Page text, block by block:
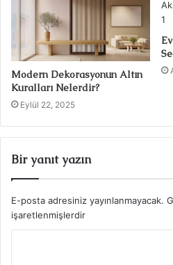
Modern Dekorasyonun Altın
Kuralları Nelerdir?
Eylül 22, 2025
Bir yanıt yazın
E-posta adresiniz yayınlanmayacak.
işaretlenmişlerdir